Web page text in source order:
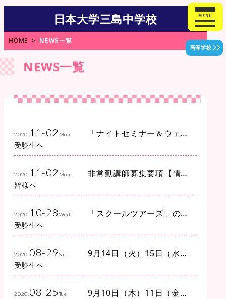
高等学校
日本大学三島中学校
HOME NEWS一覧
NEWS一覧
2020. 11-02 Mon
受験生へ
「ナイトセミナー＆ウェ
たしました
2020. 11-02 Mon
皆様へ
非常勤講師募集要項【情
2020. 10-28 Wed
受験生へ
「スクールツアーズ」の
2020. 08-29Sat
受験生へ
9月14日（火）15日（水）
「放課後見学会」につき
まして
2020. 08-25Tue
9月10日（木）11日（金）